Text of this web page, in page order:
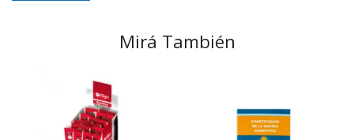
Mirá También